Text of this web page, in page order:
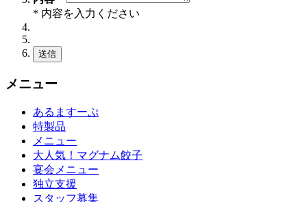
* 内容を入力ください
送信
メニュー
あるますーぷ
特製品
メニュー
大人気！マグナム餃子
宴会メニュー
独立支援
スタッフ募集